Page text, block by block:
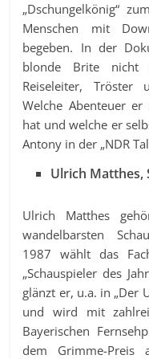
„Dschungelkönig“
Menschen mit
begeben. In der
blonde Brite nicht
Reiseleiter, Tröster
Welche Abenteuer
hat und welche er
Antony in der „NDR
Ulrich Matthes,
Ulrich Matthes
wandelbarsten
1987 wählt das
„Schauspieler des
glänzt er, u.a. in „Der
und wird mit
Bayerischen
dem Grimme-Preis